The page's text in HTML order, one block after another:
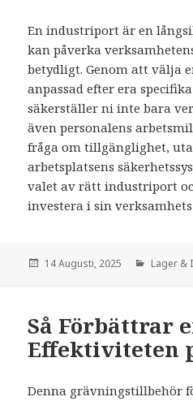
En industriport är en
kan påverka
betydligt. Genom att välja
anpassad efter era
säkerställer ni inte bara
även personalens
fråga om tillgänglighet,
arbetsplatsens
valet av rätt industriport
investera i sin
den
14 Augusti, 2025 Lager &
Så Förbättrar
Effektiviteten
Denna grävningstillbehör